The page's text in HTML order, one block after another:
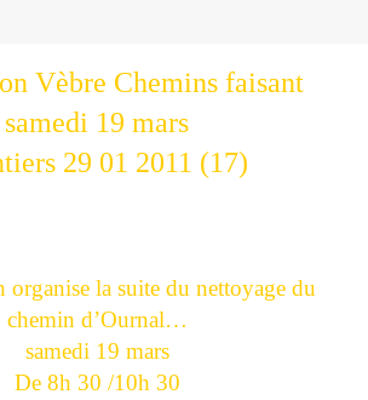
Vèbre Chemins faisant
samedi 19 mars
organise la suite du nettoyage du
chemin d’Ournal…
samedi 19 mars
De 8h 30 /10h 30